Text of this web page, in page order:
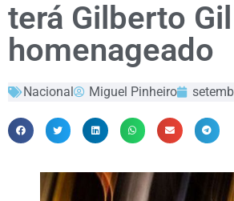
terá Gilberto
homenageado
Nacional Miguel Pinheiro